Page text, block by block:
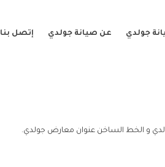
جولدي عن صيانة جولدي إتصل بنا
و الخط الساخن عنوان معارض جولدي.